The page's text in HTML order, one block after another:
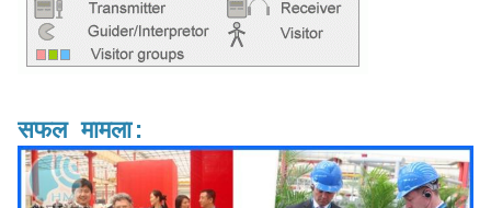
सफल मामला: